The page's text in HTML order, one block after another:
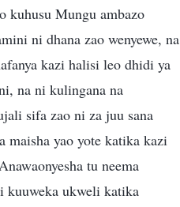
kuhusu Mungu ambazo
ni dhana zao wenyewe, na
kazi halisi leo dhidi ya
na ni kulingana na
sifa zao ni za juu sana
yao yote katika kazi
tu neema
kuuweka ukweli katika